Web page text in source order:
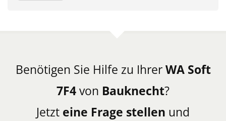
Benötigen Sie Hilfe zu IhrerWA Soft
7F4von Bauknecht?
Jetzt eine Frage stellen und